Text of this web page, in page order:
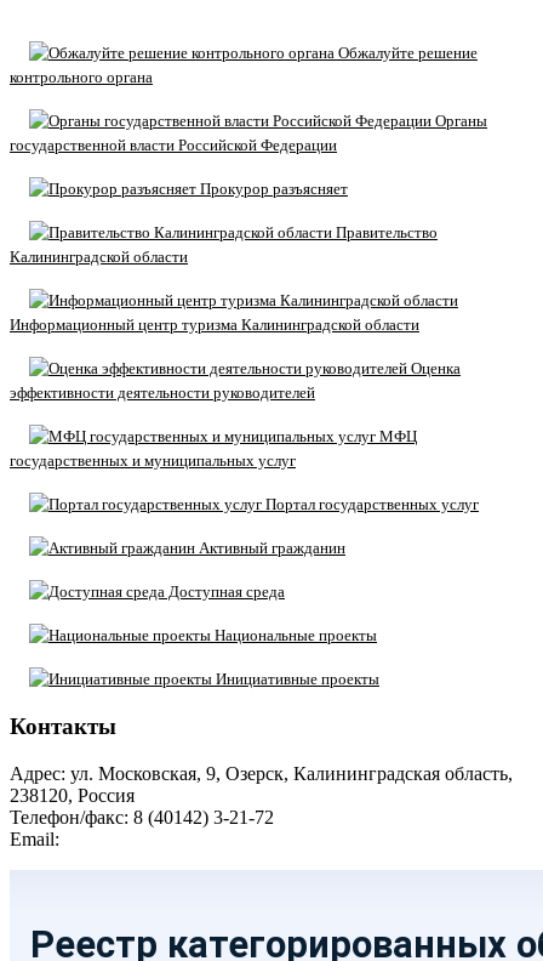
Обжалуйте решение
контрольного органа
Органы
государственной власти Российской Федерации
Прокурор разъясняет
Правительство
Калининградской области
Информационный центр туризма Калининградской области
Оценка
эффективности деятельности руководителей
МФЦ
государственных и муниципальных услуг
Портал государственных услуг
Активный гражданин
Доступная среда
Национальные проекты
Инициативные проекты
Контакты
Адрес: ул. Московская, 9, Озерск, Калининградская область,
238120, Россия
Телефон/факс: 8 (40142) 3-21-72
Email: